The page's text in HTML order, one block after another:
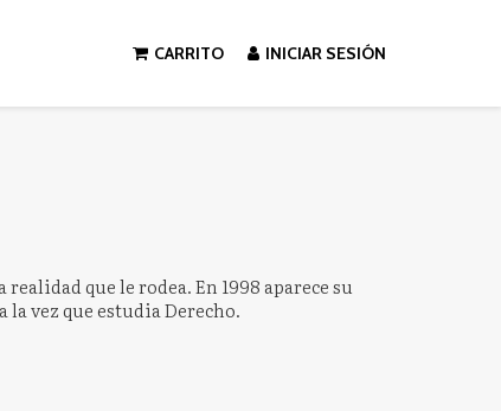
CARRITO INICIAR SESIÓN
que le rodea. En 1998 aparece su
vez que estudia Derecho.